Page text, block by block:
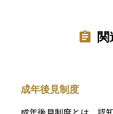
成年後見制度